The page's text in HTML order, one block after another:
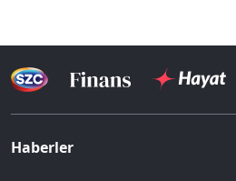
Haberler